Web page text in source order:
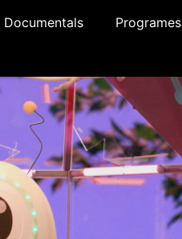
Documentals Programes